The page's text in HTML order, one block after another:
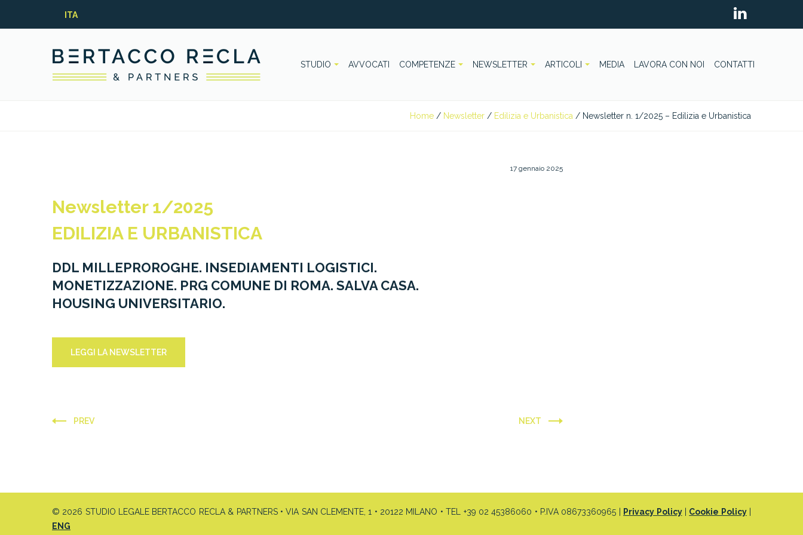
ITA
STUDIO AVVOCATI COMPETENZE NEWSLETTER ARTICOLI MEDIA LAVORA CON NOI CONTATTI
Home / Newsletter / Edilizia e Urbanistica / Newsletter n. 1/2025 – Edilizia e Urbanistica
17 gennaio 2025
Newsletter 1/2025
EDILIZIA E URBANISTICA
DDL MILLEPROROGHE. INSEDIAMENTI LOGISTICI.
MONETIZZAZIONE. PRG COMUNE DI ROMA. SALVA CASA.
HOUSING UNIVERSITARIO.
LEGGI LA NEWSLETTER
PREV NEXT
© 2026 STUDIO LEGALE BERTACCO RECLA & PARTNERS • VIA SAN CLEMENTE, 1 • 20122 MILANO • TEL +39 02 45386060 • P.IVA 08673360965 | Privacy Policy| Cookie Policy|
ENG